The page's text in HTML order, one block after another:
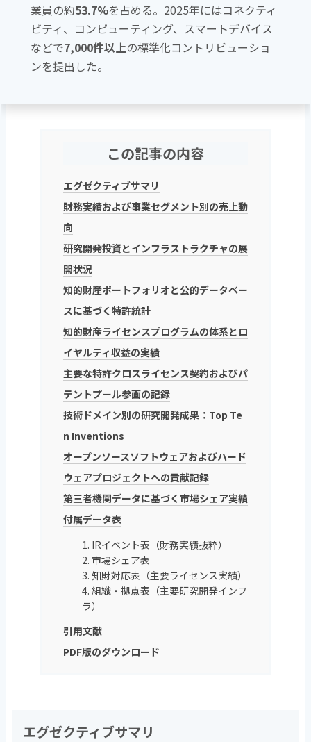
業員の約53.7%を占める。2025年にはコネクティ
ビティ、コンピューティング、スマートデバイス
などで7,000件以上の標準化コントリビューショ
ンを提出した。
この記事の内容
エグゼクティブサマリ
財務実績および事業セグメント別の売上動
向
研究開発投資とインフラストラクチャの展
開状況
知的財産ポートフォリオと公的データベー
スに基づく特許統計
知的財産ライセンスプログラムの体系とロ
イヤルティ収益の実績
主要な特許クロスライセンス契約およびパ
テントプール参画の記録
技術ドメイン別の研究開発成果：Top Te
n Inventions
オープンソースソフトウェアおよびハード
ウェアプロジェクトへの貢献記録
第三者機関データに基づく市場シェア実績
付属データ表
1. IRイベント表（財務実績抜粋）
2. 市場シェア表
3. 知財対応表（主要ライセンス実績）
4. 組織・拠点表（主要研究開発インフ
ラ）
引用文献
PDF版のダウンロード
エグゼクティブサマリ